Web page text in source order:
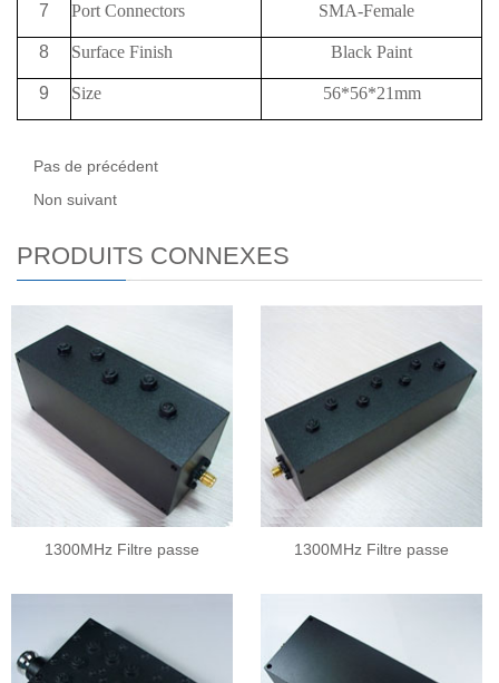
7 Port Connectors SMA-Female
8 Surface Finish Black Paint
9 Size 56*56*21mm
Pas de précédent
Non suivant
PRODUITS CONNEXES
1300MHz Filtre passe 1300MHz Filtre passe